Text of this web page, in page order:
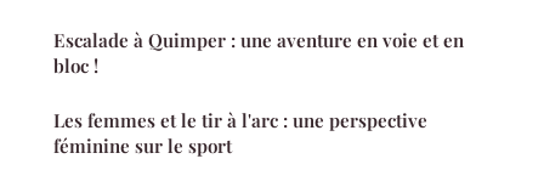
Escalade à Quimper : une aventure en voie et en
bloc !
Les femmes et le tir à l'arc : une perspective
féminine sur le sport